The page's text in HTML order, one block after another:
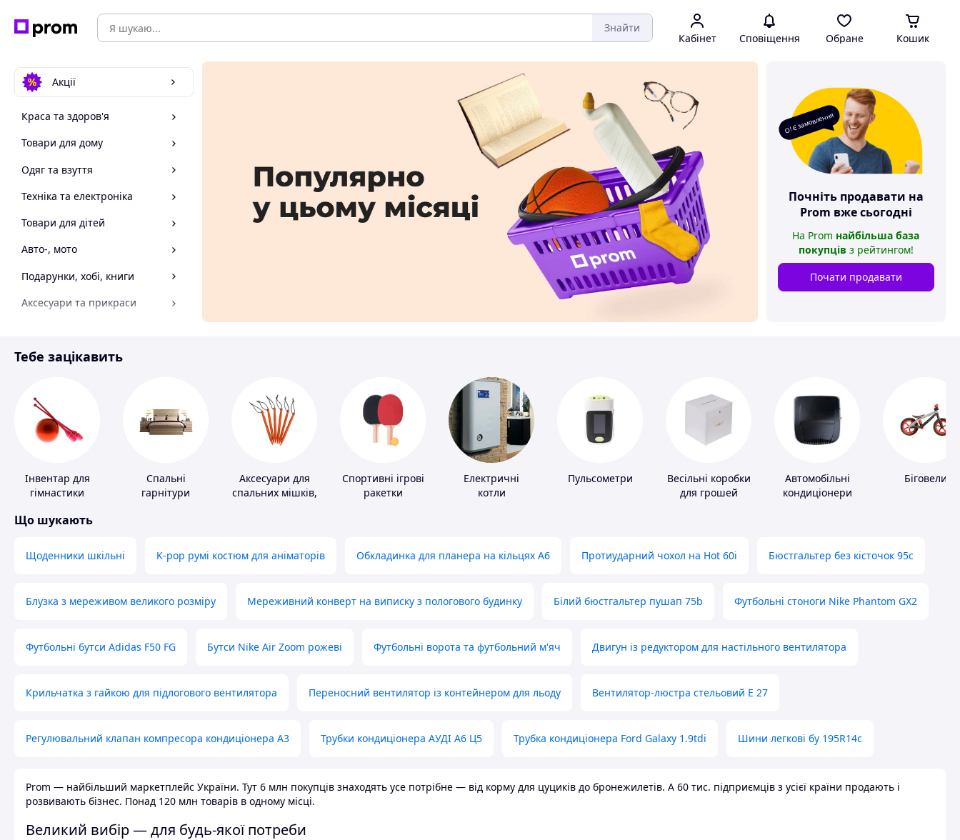
Знайти
Кабінет Сповіщення Обране Кошик
Акції
Краса та здоров'я
Товари для дому
Одяг та взуття
Техніка та електроніка
Товари для дітей
Авто-, мото
Подарунки, хобі, книги
Аксесуари та прикраси
Спорт і відпочинок
О! Є замовлення
Почніть продавати на
Prom вже сьогодні
На Prom найбільша база
покупців з рейтингом!
Почати продавати
Тебе зацікавить
Інвентар для
гімнастики
Спальні
гарнітури
Аксесуари для
спальних мішків,
Спортивні ігрові
ракетки
Електричні
котли
Пульсометри
Весільні коробки
для грошей
Автомобільні
кондиціонери
Біговели
Що шукають
Щоденники шкільні K-pop румі костюм для аніматорів Обкладинка для планера на кільцях А6 Протиударний чохол на Hot 60i Бюстгальтер без кісточок 95с
Блузка з мереживом великого розміру Мереживний конверт на виписку з пологового будинку Білий бюстгальтер пушап 75b Футбольні стоноги Nike Phantom GX2
Футбольні бутси Adidas F50 FG Бутси Nike Air Zoom рожеві Футбольні ворота та футбольний м'яч Двигун із редуктором для настільного вентилятора
Крильчатка з гайкою для підлогового вентилятора Переносний вентилятор із контейнером для льоду Вентилятор-люстра стельовий E 27
Регулювальний клапан компресора кондиціонера А3 Трубки кондиціонера АУДІ А6 Ц5 Трубка кондиціонера Ford Galaxy 1.9tdi Шини легкові бу 195R14c
Prom — найбільший маркетплейс України. Тут 6 млн покупців знаходять усе потрібне — від корму для цуциків до бронежилетів. А 60 тис. підприємців з усієї країни продають і
розвивають бізнес. Понад 120 млн товарів в одному місці.
Великий вибір — для будь-якої потреби